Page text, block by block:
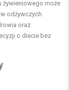
żywieniowego może
odżywczych.
oraz
o diecie bez